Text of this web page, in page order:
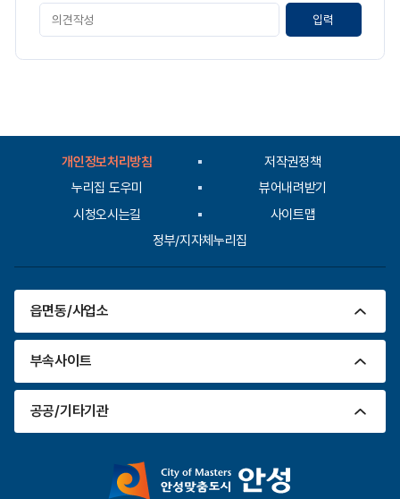
페
만
가
개인정보처리방침
저작권정책
누리집 도우미
뷰어내려받기
시청오시는길
사이트맵
정부/지자체누리집
읍면동/사업소
부속사이트
공공/기타기관